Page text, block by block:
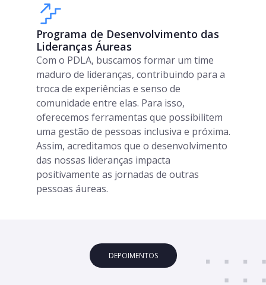
Programa de Desenvolvimento das
Lideranças Áureas
Com o PDLA, buscamos formar um time
maduro de lideranças, contribuindo para a
troca de experiências e senso de
comunidade entre elas. Para isso,
oferecemos ferramentas que possibilitem
uma gestão de pessoas inclusiva e próxima.
Assim, acreditamos que o desenvolvimento
das nossas lideranças impacta
positivamente as jornadas de outras
pessoas áureas.
DEPOIMENTOS